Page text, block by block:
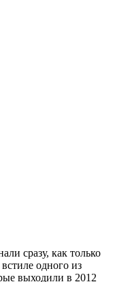
сразу, как только
одного из
выходили в 2012